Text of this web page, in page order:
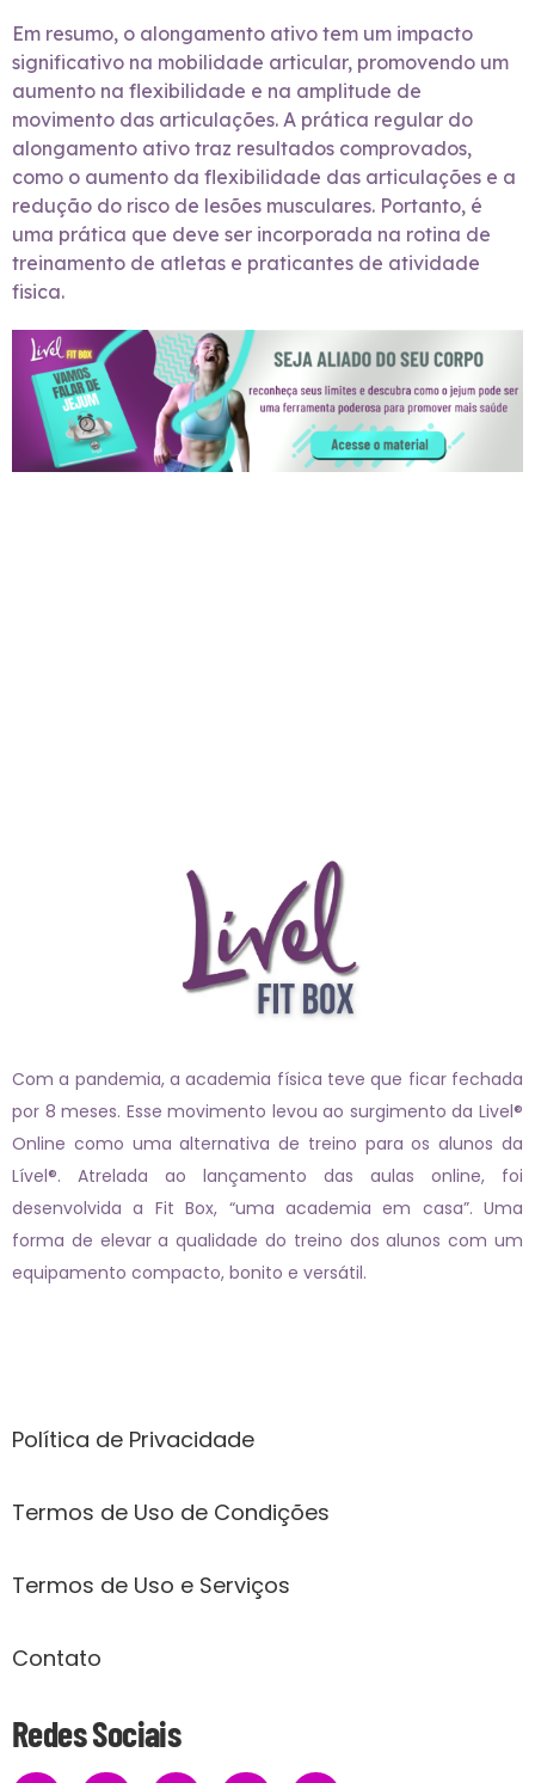
Em resumo, o alongamento ativo tem um impacto
significativo na mobilidade articular, promovendo um
aumento na flexibilidade e na amplitude de
movimento das articulações. A prática regular do
alongamento ativo traz resultados comprovados,
como o aumento da flexibilidade das articulações e a
redução do risco de lesões musculares. Portanto, é
uma prática que deve ser incorporada na rotina de
treinamento de atletas e praticantes de atividade
fisica.
Com a pandemia, a academia física teve que ficar fechada
por 8 meses. Esse movimento levou ao surgimento da Livel®
Online como uma alternativa de treino para os alunos da
Lível®. Atrelada ao lançamento das aulas online, foi
desenvolvida a Fit Box, “uma academia em casa”. Uma
forma de elevar a qualidade do treino dos alunos com um
equipamento compacto, bonito e versátil.
Política de Privacidade
Termos de Uso de Condições
Termos de Uso e Serviços
Contato
Redes Sociais